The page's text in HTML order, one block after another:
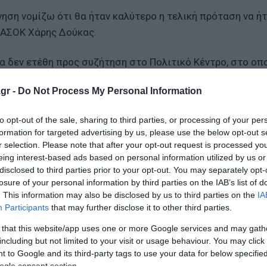
- Do Not Process My Personal Information
opt-out of the sale, sharing to third parties, or processing of your
for targeted advertising by us, please use the below opt-out
selection. Please note that after your opt-out request is processed
interest-based ads based on personal information utilized by us
to third parties prior to your opt-out. You may separately
of your personal information by third parties on the IAB’s list of
This information may also be disclosed by us to third parties on the
Participants that may further disclose it to other third parties.
that this website/app uses one or more Google services and may
but not limited to your visit or usage behaviour. You may
to Google and its third-party tags to use your data for below
νομίζω ότι θα ήταν καλύτερο η τελική πρόταση να
Χάρης Δούκας.
ετέθη προς συζήτηση στο Πολιτικό Κέντρο, στο
Βέβαια συζήτηση (άτυπη) έγινε στο πλαίσιο των
Τομεάρχης (για το μεταναστευτικό) έχει οριστεί η
την αναστολή του ασύλου
– Τι ισχύει για επαναπατρισμό, επιδόματα
για το άσυλο, βρισκόμαστε σε άμεσο κίνδυνο
Lykavitos.gr στο Google News
όλες τις ειδήσεις